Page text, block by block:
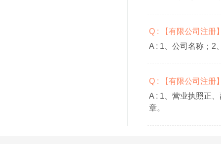
Q : 【有限公司注册
A : 1、公司名称；2
Q : 【有限公司注册
A : 1、营业执照正
章。